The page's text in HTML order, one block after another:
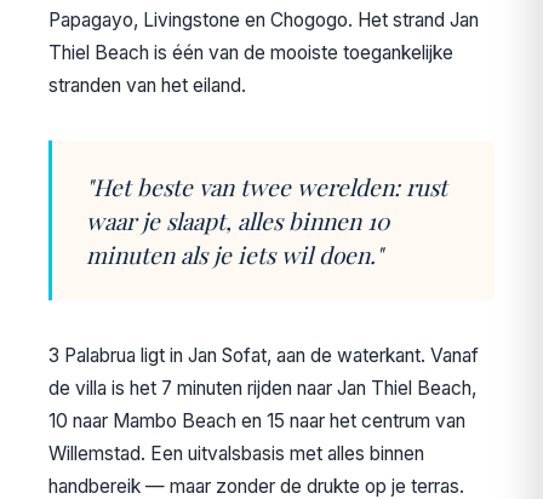
Papagayo, Livingstone en Chogogo. Het strand Jan
Thiel Beach is één van de mooiste toegankelijke
stranden van het eiland.
"Het beste van twee werelden: rust
waar je slaapt, alles binnen 10
minuten als je iets wil doen."
3 Palabrua ligt in Jan Sofat, aan de waterkant. Vanaf
de villa is het 7 minuten rijden naar Jan Thiel Beach,
10 naar Mambo Beach en 15 naar het centrum van
Willemstad. Een uitvalsbasis met alles binnen
handbereik — maar zonder de drukte op je terras.